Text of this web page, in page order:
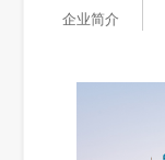
企业简介